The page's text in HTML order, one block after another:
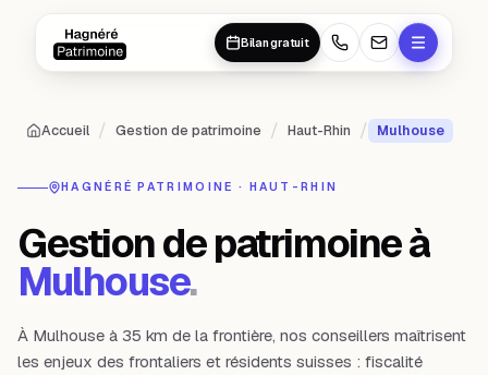
Bilan gratuit
Accueil / Gestion de patrimoine / Haut-Rhin / Mulhouse
HAGNÉRÉ PATRIMOINE · HAUT-RHIN
Gestion de patrimoine à
Mulhouse.
À Mulhouse à 35 km de la frontière, nos conseillers maîtrisent
les enjeux des frontaliers et résidents suisses : fiscalité